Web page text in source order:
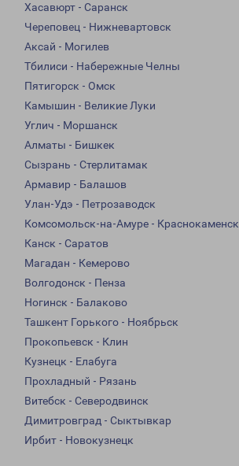
Хасавюрт - Саранск
Череповец - Нижневартовск
Аксай - Могилев
Тбилиси - Набережные Челны
Пятигорск - Омск
Камышин - Великие Луки
Углич - Моршанск
Алматы - Бишкек
Сызрань - Стерлитамак
Армавир - Балашов
Улан-Удэ - Петрозаводск
Комсомольск-на-Амуре - Краснокаменск
Канск - Саратов
Магадан - Кемерово
Волгодонск - Пенза
Ногинск - Балаково
Ташкент Горького - Ноябрьск
Прокопьевск - Клин
Кузнецк - Елабуга
Прохладный - Рязань
Витебск - Северодвинск
Димитровград - Сыктывкар
Ирбит - Новокузнецк